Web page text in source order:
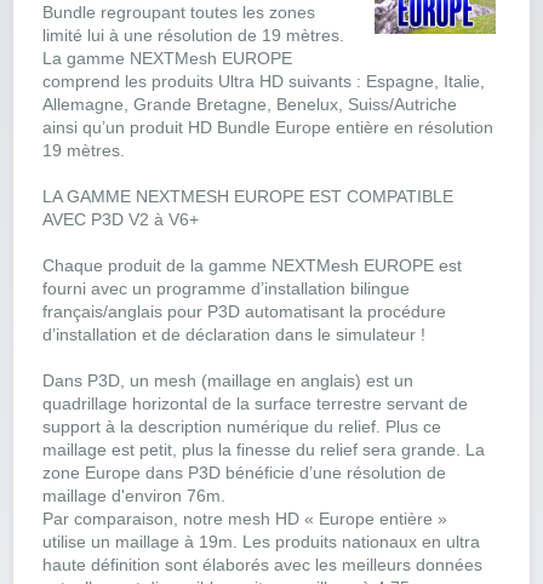
Bundle regroupant toutes les zones
limité lui à une résolution de 19 mètres.
La gamme NEXTMesh EUROPE
comprend les produits Ultra HD suivants : Espagne, Italie,
Allemagne, Grande Bretagne, Benelux, Suiss/Autriche
ainsi qu’un produit HD Bundle Europe entière en résolution
19 mètres.
LA GAMME NEXTMESH EUROPE EST COMPATIBLE
AVEC P3D V2 à V6+
Chaque produit de la gamme NEXTMesh EUROPE est
fourni avec un programme d’installation bilingue
français/anglais pour P3D automatisant la procédure
d’installation et de déclaration dans le simulateur !
Dans P3D, un mesh (maillage en anglais) est un
quadrillage horizontal de la surface terrestre servant de
support à la description numérique du relief. Plus ce
maillage est petit, plus la finesse du relief sera grande. La
zone Europe dans P3D bénéficie d’une résolution de
maillage d'environ 76m.
Par comparaison, notre mesh HD « Europe entière »
utilise un maillage à 19m. Les produits nationaux en ultra
haute définition sont élaborés avec les meilleurs données